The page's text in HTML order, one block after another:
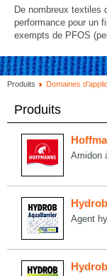
d'accueil
De nombreux textiles
performance pour un
exempts de PFOS
Produits Domaines
Produits
Amidon
Agent